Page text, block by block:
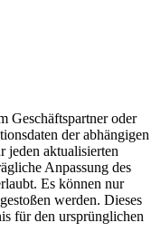
Geschäftspartner oder
der abhängigen
jeden aktualisierten
Anpassung des
Es können nur
werden. Dieses
für den ursprünglichen